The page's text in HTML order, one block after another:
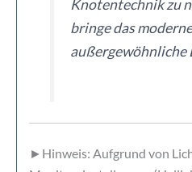
Knotentechnik zu
bringe das
außergewöhnliche
►Hinweis: Aufgrund von